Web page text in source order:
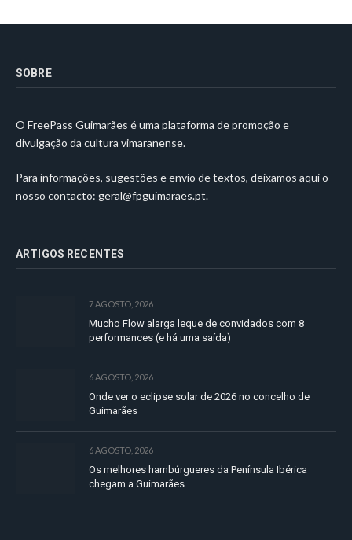
SOBRE
O FreePass Guimarães é uma plataforma de promoção e
divulgação da cultura vimaranense.
Para informações, sugestões e envio de textos, deixamos aqui o
nosso contacto: geral@fpguimaraes.pt.
ARTIGOS RECENTES
7 AGOSTO, 2026
Mucho Flow alarga leque de convidados com 8
performances (e há uma saída)
6 AGOSTO, 2026
Onde ver o eclipse solar de 2026 no concelho de
Guimarães
6 AGOSTO, 2026
Os melhores hambúrgueres da Península Ibérica
chegam a Guimarães